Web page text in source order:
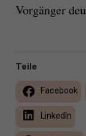
Vorgänger
Teile
Facebook
LinkedIn